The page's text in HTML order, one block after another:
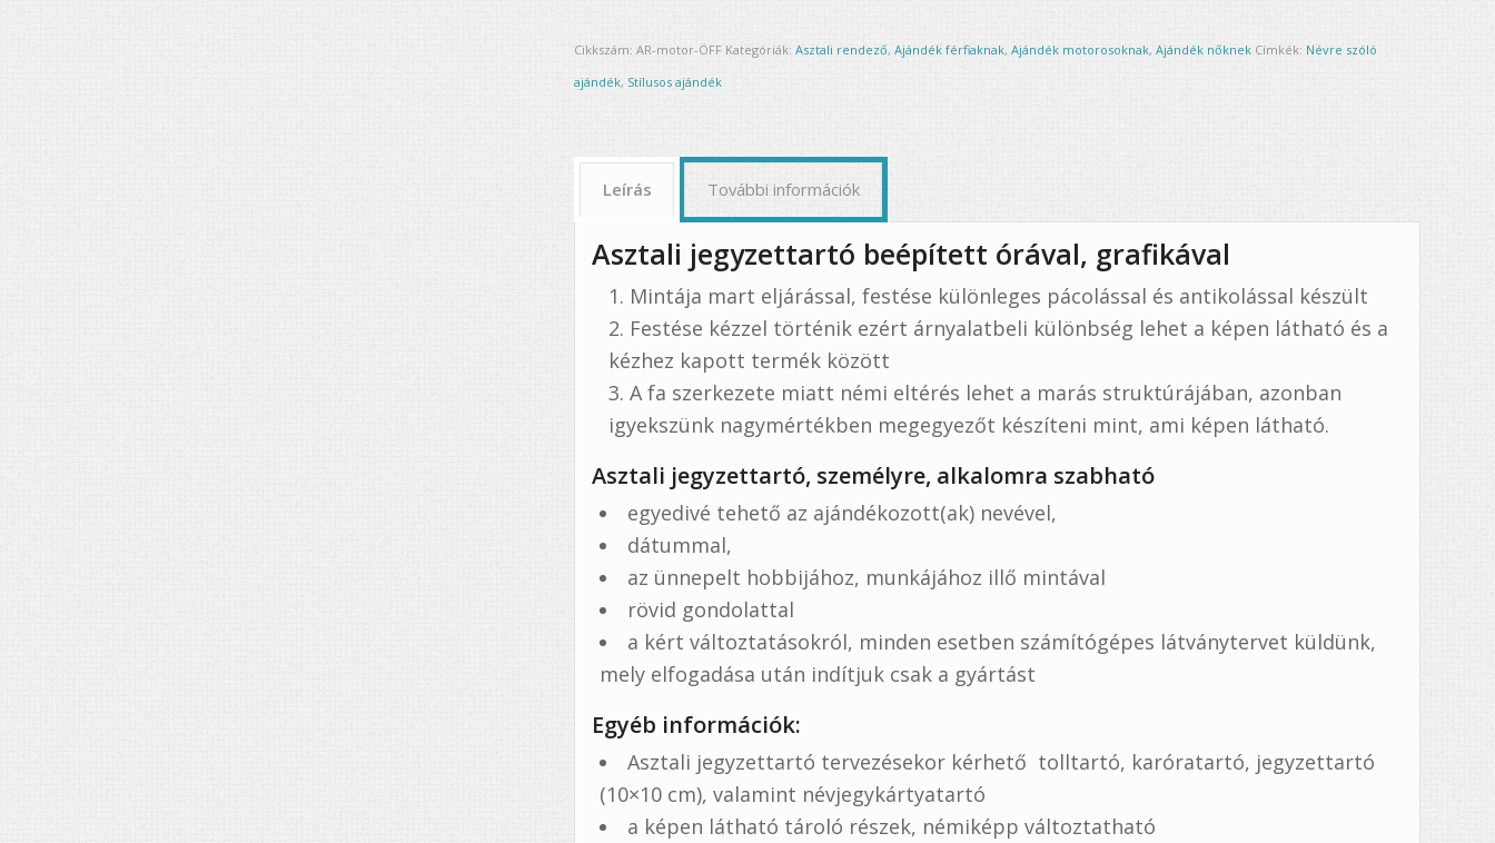
Cikkszám:AR-motor-ÖFF Kategóriák:Asztali rendező,Ajándék férfiaknak,Ajándék motorosoknak,Ajándék nőknek Címkék: Névre szóló
ajándék, Stílusos ajándék
Leírás További információk
Asztali jegyzettartó beépített órával, grafikával
Mintája mart eljárással, festése különleges pácolással és antikolással készült
Festése kézzel történik ezért árnyalatbeli különbség lehet a képen látható és a
kézhez kapott termék között
A fa szerkezete miatt némi eltérés lehet a marás struktúrájában, azonban
igyekszünk nagymértékben megegyezőt készíteni mint, ami képen látható.
Asztali jegyzettartó, személyre, alkalomra szabható
egyedivé tehető az ajándékozott(ak) nevével,
dátummal,
az ünnepelt hobbijához, munkájához illő mintával
rövid gondolattal
a kért változtatásokról, minden esetben számítógépes látványtervet küldünk,
mely elfogadása után indítjuk csak a gyártást
Egyéb információk:
Asztali jegyzettartó tervezésekor kérhető tolltartó, karóratartó, jegyzettartó
(10×10 cm), valamint névjegykártyatartó
a képen látható tároló részek, némiképp változtatható